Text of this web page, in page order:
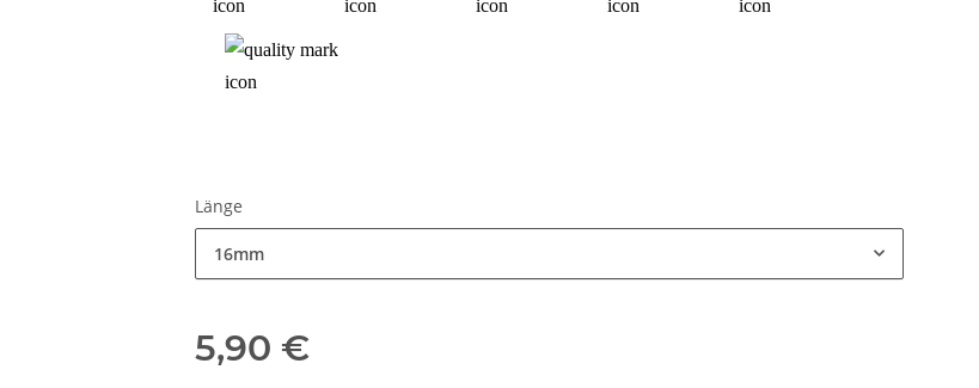
Länge
16mm
5,90 €